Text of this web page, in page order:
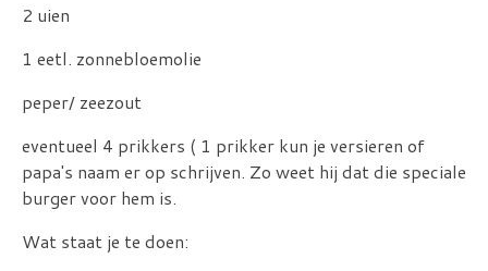
2 uien
1 eetl. zonnebloemolie
peper/ zeezout
eventueel 4 prikkers ( 1 prikker kun je versieren of
papa's naam er op schrijven. Zo weet hij dat die speciale
burger voor hem is.
Wat staat je te doen: